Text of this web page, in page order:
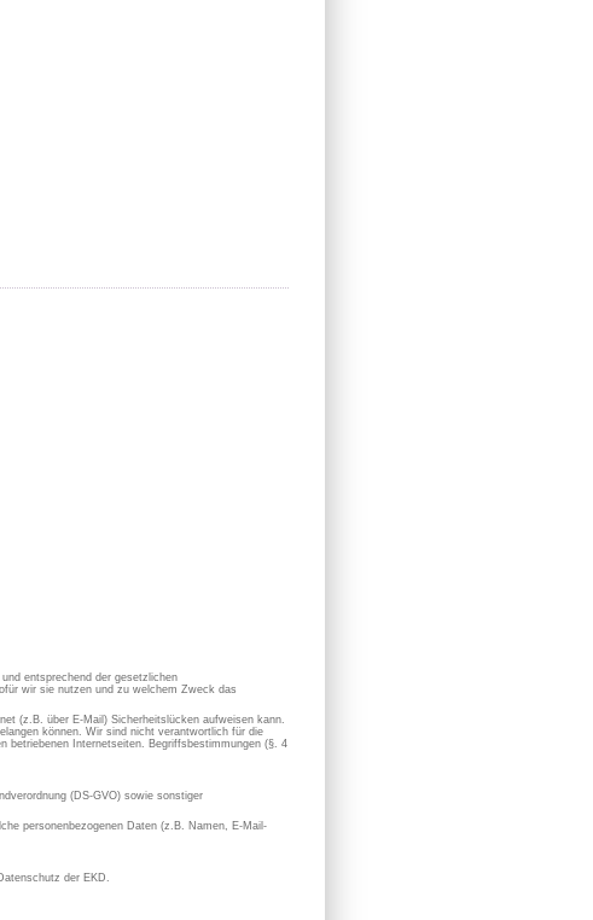
entsprechend der gesetzlichen
wir sie nutzen und zu welchem Zweck das
(z.B. über E-Mail) Sicherheitslücken aufweisen kann.
können. Wir sind nicht verantwortlich für die
betriebenen Internetseiten. Begriffsbestimmungen (§. 4
(DS-GVO) sowie sonstiger
personenbezogenen Daten (z.B. Namen, E-Mail-
der EKD.